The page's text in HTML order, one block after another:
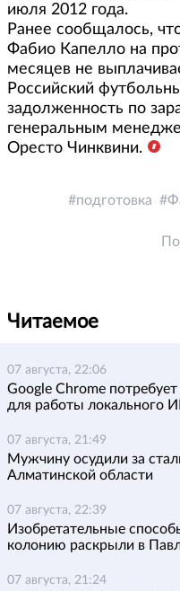
июля 2012 года.
Ранее сообщалось,
Фабио Капелло на
месяцев не
Российский
задолженность по
генеральным
Оресто Чинквини.
подготовка
Читаемое
07 августа, 22:06
Google Chrome
для работы локального
07 августа, 21:49
Мужчину осудили за
Алматинской области
07 августа, 22:39
Изобретательные
колонию раскрыли в
07 августа, 21:24